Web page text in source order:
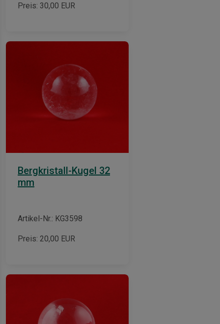
Preis: 30,00 EUR
Bergkristall-Kugel 32
mm
Artikel-Nr.: KG3598
Preis: 20,00 EUR